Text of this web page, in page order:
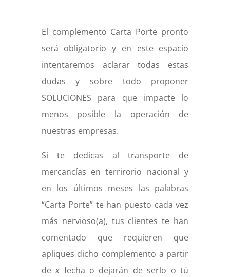
El complemento Carta Porte pronto
será obligatorio y en este espacio
intentaremos aclarar todas estas
dudas y sobre todo proponer
SOLUCIONES para que impacte lo
menos posible la operación de
nuestras empresas.
Si te dedicas al transporte de
mercancías en terrirorio nacional y
en los últimos meses las palabras
“Carta Porte” te han puesto cada vez
más nervioso(a), tus clientes te han
comentado que requieren que
apliques dicho complemento a partir
dex fecha o dejarán de serlo o tú